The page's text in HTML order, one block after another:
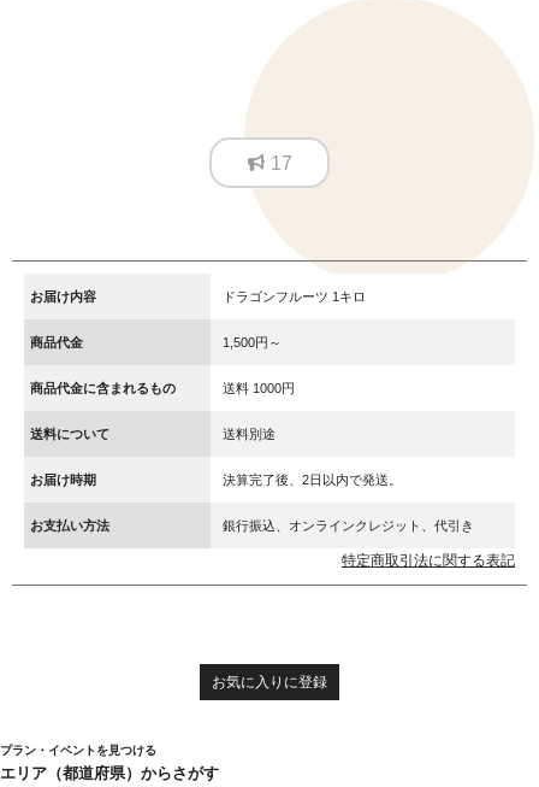
17
お届け内容 ドラゴンフルーツ 1キロ
商品代金 1,500円～
商品代金に含まれるもの 送料 1000円
送料について 送料別途
お届け時期 決算完了後、2日以内で発送。
お支払い方法 銀行振込、オンラインクレジット、代引き
特定商取引法に関する表記
お気に入りに登録
プラン・イベントを見つける
エリア（都道府県）からさがす